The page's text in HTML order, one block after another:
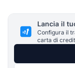
Lancia il
Configura il
carta di